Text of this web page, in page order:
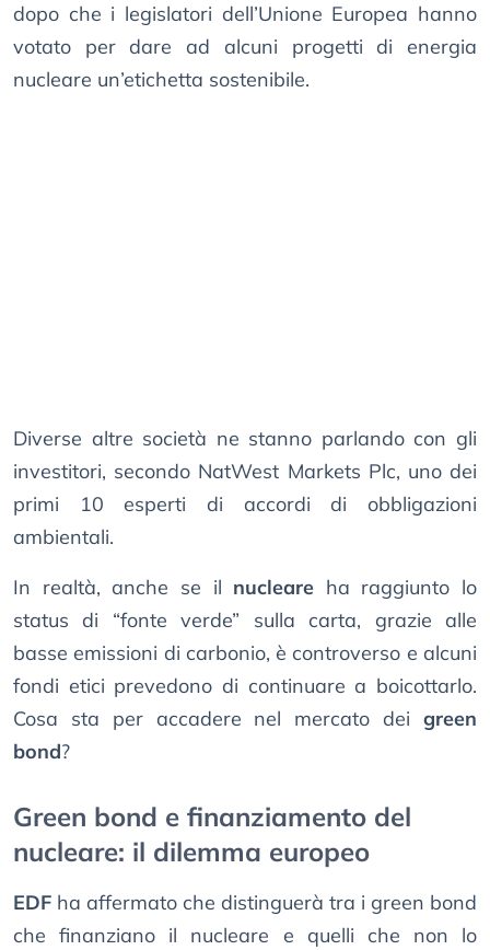
dopo che i legislatori dell’Unione Europea hanno
votato per dare ad alcuni progetti di energia
nucleare un’etichetta sostenibile.
Diverse altre società ne stanno parlando con gli
investitori, secondo NatWest Markets Plc, uno dei
primi 10 esperti di accordi di obbligazioni
ambientali.
In realtà, anche se il nucleare ha raggiunto lo
status di “fonte verde” sulla carta, grazie alle
basse emissioni di carbonio, è controverso e alcuni
fondi etici prevedono di continuare a boicottarlo.
Cosa sta per accadere nel mercato dei green
bond?
Green bond e finanziamento del
nucleare: il dilemma europeo
EDF ha affermato che distinguerà tra i green bond
che finanziano il nucleare e quelli che non lo